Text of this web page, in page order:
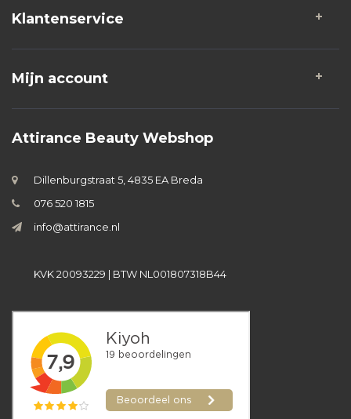
Klantenservice
Mijn account
Attirance Beauty Webshop
Dillenburgstraat 5, 4835 EA Breda
076 520 1815
info@attirance.nl
KVK 20093229 | BTW NL001807318B44